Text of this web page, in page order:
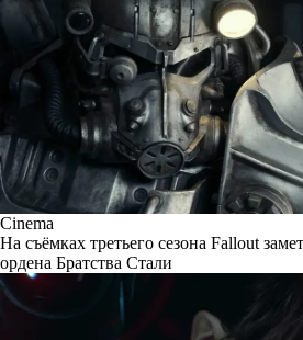
Cinema
На съёмках третьего сезона Fallout
ордена Братства Стали